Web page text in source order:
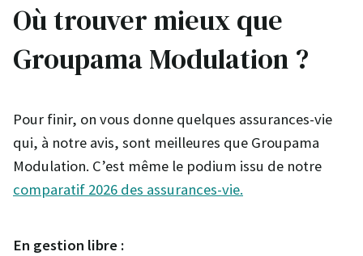
Où trouver mieux que
Groupama Modulation ?
Pour finir, on vous donne quelques assurances-vie
qui, à notre avis, sont meilleures que Groupama
Modulation. C’est même le podium issu de notre
comparatif 2026 des assurances-vie.
En gestion libre :